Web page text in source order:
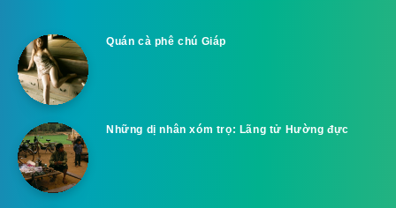
Quán cà phê chú Giáp
Những dị nhân xóm trọ: Lãng tử Hường đực